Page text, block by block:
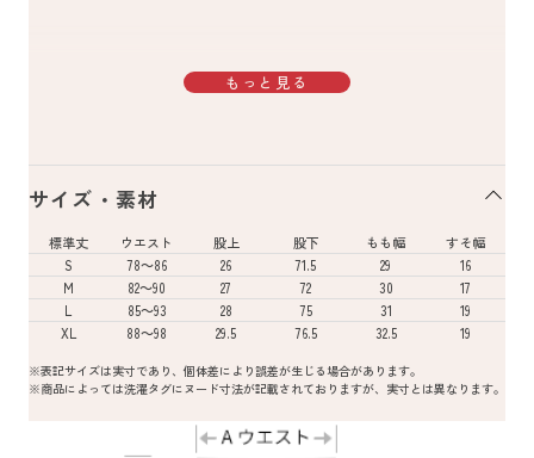
もっと見る
サイズ・素材
標準丈 ウエスト 股上 股下 もも幅
すそ幅
S
78～86 26 71.5 29
16
M
82～90 27 72 30
17
L
85～93 28 75 31
19
XL
88～98 29.5 76.5 32.5 19
※表記サイズは実寸であり、個体差により誤差が生じる場合があります。
※商品によっては洗濯タグにヌード寸法が記載されておりますが、実寸とは異なります。